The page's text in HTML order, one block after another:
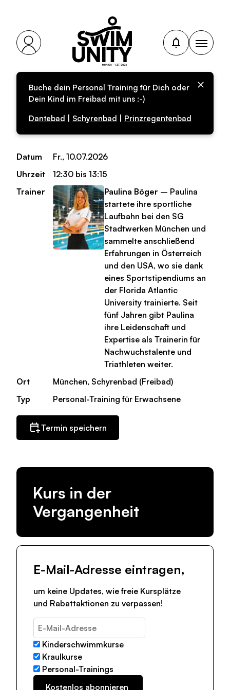
Buche dein Personal Training für Dich oder
Dein Kind im Freibad mit uns :-)
Dantebad
Schyrenbad Prinzregentenbad
Personal-Training für
Erwachsene
Datum
Fr., 10.07.2026
Uhrzeit
12:30 bis 13:15
Trainer
Paulina Böger – Paulina
startete ihre sportliche
Laufbahn bei den SG
Stadtwerken München und
sammelte anschließend
Erfahrungen in Österreich
und den USA, wo sie dank
eines Sportstipendiums an
der Florida Atlantic
University trainierte. Seit
fünf Jahren gibt Paulina
ihre Leidenschaft und
Expertise als Trainerin für
Nachwuchstalente und
Triathleten weiter.
Ort
München, Schyrenbad (Freibad)
Typ
Personal-Training für Erwachsene
Termin speichern
Kurs in der
Vergangenheit
E-Mail-Adresse eintragen,
um keine Updates, wie freie Kursplätze
und Rabattaktionen zu verpassen!
Kinderschwimmkurse
Kraulkurse
Personal-Trainings